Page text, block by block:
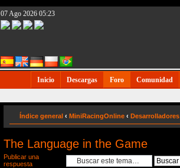
07 Ago 2026 05:23
Inicio Descargas Foro Comunidad
Índice general ‹ MiniRacingOnline ‹ Desarrolladores
The Language in the Game
Publicar una
respuesta